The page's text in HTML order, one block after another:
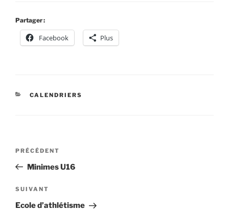
Partager :
Facebook Plus
CATÉGORIES
CALENDRIERS
Navigation
l’article
Article
précédent
PRÉCÉDENT
Minimes U16
Article
suivant
SUIVANT
Ecole d’athlétisme